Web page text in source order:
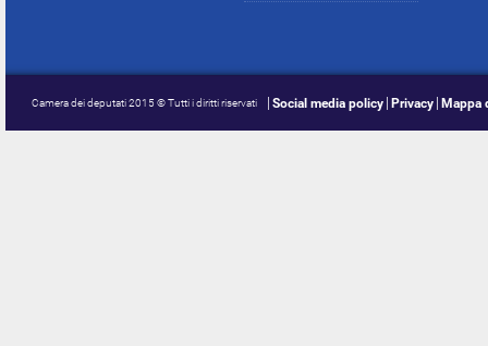
Camera dei deputati 2015 © Tutti i diritti riservati Social media policy Privacy Mappa